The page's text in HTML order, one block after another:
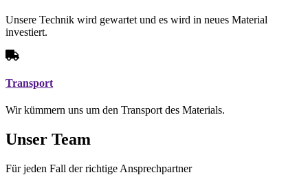
Unsere Technik wird gewartet und es wird in neues Material
investiert.
Transport
Wir kümmern uns um den Transport des Materials.
Unser Team
Für jeden Fall der richtige Ansprechpartner